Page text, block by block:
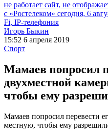
не работает сайт, не
с «Ростелеком» сегодня, 6
Fi, IP-телефония
Игорь Быкин
15:52 6 апреля 2019
Спорт
Мамаев попросил
двухместной
чтобы ему
Мамаев попросил перевести
местную, чтобы ему